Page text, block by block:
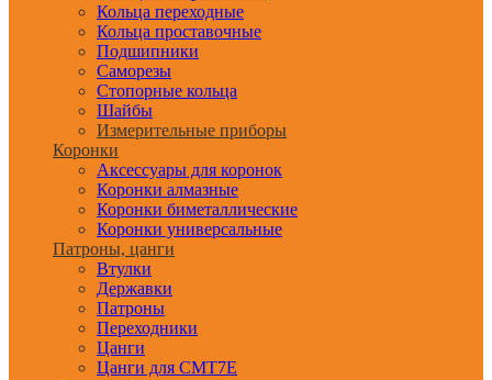
Кольца переходные
Кольца проставочные
Подшипники
Саморезы
Стопорные кольца
Шайбы
Измерительные приборы
Коронки
Аксессуары для коронок
Коронки алмазные
Коронки биметаллические
Коронки универсальные
Патроны, цанги
Втулки
Державки
Патроны
Переходники
Цанги
Цанги для CMT7E